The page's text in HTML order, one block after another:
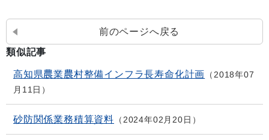
前のページへ戻る
類似記事
高知県農業農村整備インフラ長寿命化計画
2018年07
月11日
砂防関係業務積算資料 2024年02月20日